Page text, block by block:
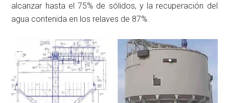
alcanzar hasta el 75% de sólidos, y la recuperación del
agua contenida en los relaves de 87%.